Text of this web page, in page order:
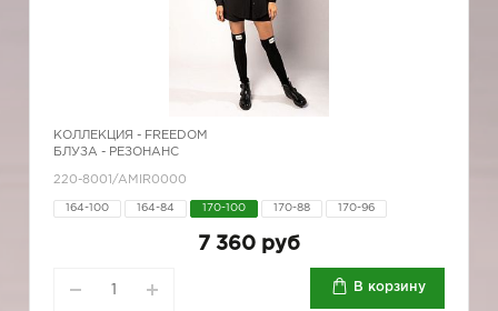
КОЛЛЕКЦИЯ - FREEDOM
БЛУЗА - РЕЗОНАНС
220-8001/AMIR0000
164-100 164-84 170-100 170-88 170-96
7 360 руб
В корзину